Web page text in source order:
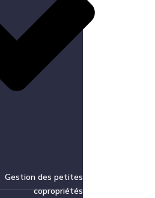
Gestion des petites
copropriétés